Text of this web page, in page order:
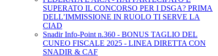
SUPERATO IL CONCORSO PER I DSGA? PRIMA
DELL’IMMISSIONE IN RUOLO TI SERVE LA
CIAD
Snadir Info-Point n.360 - BONUS TAGLIO DEL
CUNEO FISCALE 2025 - LINEA DIRETTA CON
SNADIR & CAF